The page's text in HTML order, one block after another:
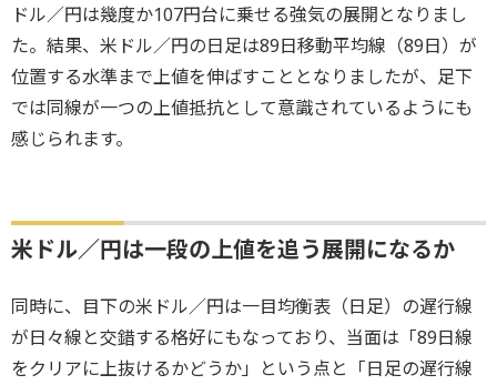
ドル／円は幾度か107円台に乗せる強気の展開となりまし
た。結果、米ドル／円の日足は89日移動平均線（89日）が
位置する水準まで上値を伸ばすこととなりましたが、足下
では同線が一つの上値抵抗として意識されているようにも
感じられます。
米ドル／円は一段の上値を追う展開になるか
同時に、目下の米ドル／円は一目均衡表（日足）の遅行線
が日々線と交錯する格好にもなっており、当面は「89日線
をクリアに上抜けるかどうか」という点と「日足の遅行線